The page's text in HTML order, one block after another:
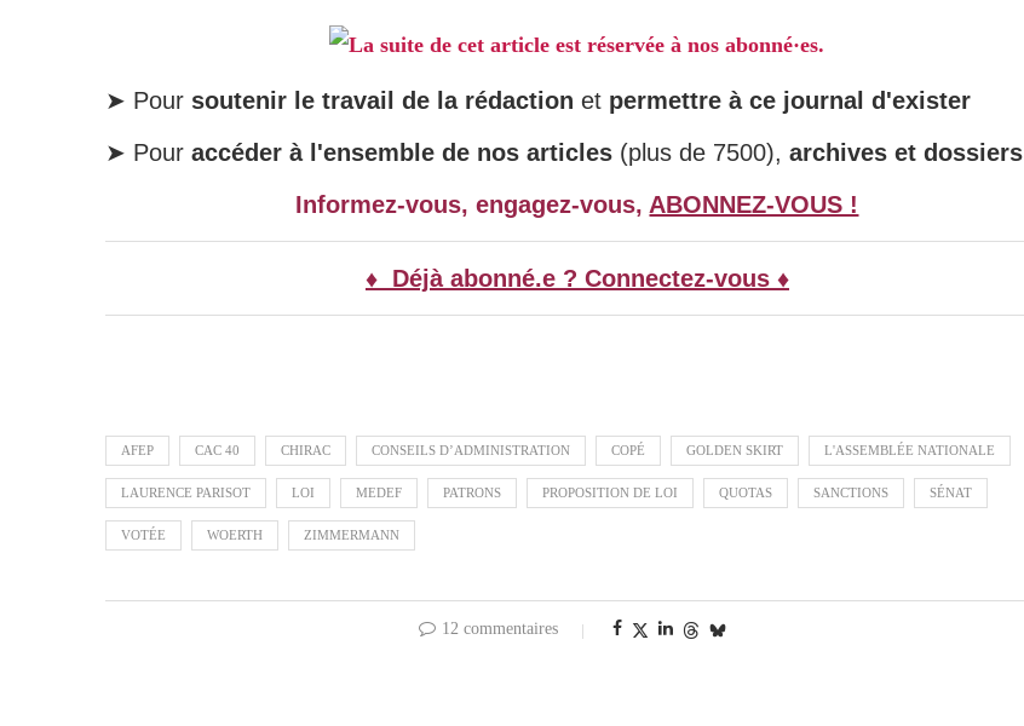
La suite de cet article est réservée à nos abonné·es.
➤ Pour soutenir le travail de la rédaction et permettre à ce journal d'exister
➤ Pour accéder à l'ensemble de nos articles (plus de 7500), archives et dossiers
Informez-vous, engagez-vous, ABONNEZ-VOUS !
♦ Déjà abonné.e ? Connectez-vous ♦
AFEP CAC 40 CHIRAC CONSEILS D’ADMINISTRATION COPÉ GOLDEN SKIRT L'ASSEMBLÉE NATIONALE
LAURENCE PARISOT LOI MEDEF PATRONS PROPOSITION DE LOI QUOTAS SANCTIONS SÉNAT
VOTÉE WOERTH ZIMMERMANN
12 commentaires